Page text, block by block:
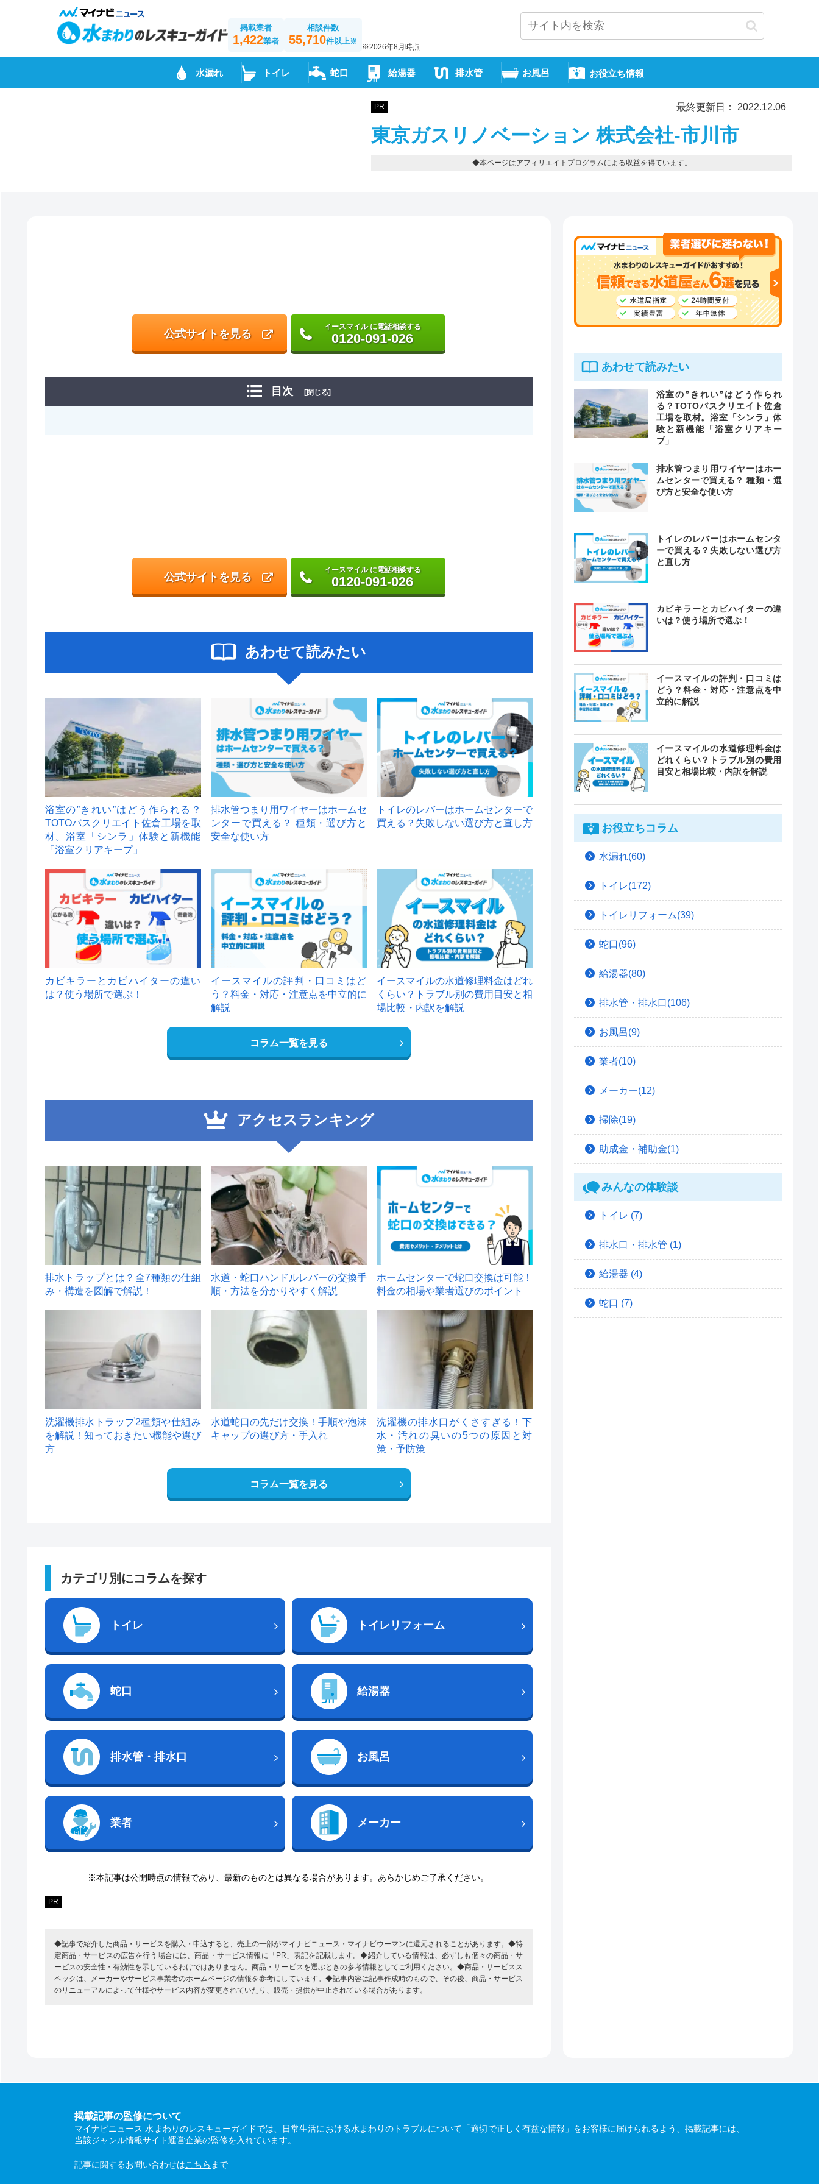
掲載業者
1,422業者
相談件数
55,710件以上※
※2026年8月時点
水漏れ トイレ 蛇口 給湯器 排水管 お風呂 お役立ち情報
PR 最終更新日： 2022.12.06
東京ガスリノベーション 株式会社-市川市
◆本ページはアフィリエイトプログラムによる収益を得ています。
公式サイトを見る
イースマイル に電話相談する
0120-091-026
目次 [閉じる]
公式サイトを見る
イースマイル に電話相談する
0120-091-026
あわせて読みたい
浴室の”きれい”はどう作られる？
TOTOバスクリエイト佐倉工場を取
材。浴室「シンラ」体験と新機能
「浴室クリアキープ」
排水管つまり用ワイヤーはホームセ
ンターで買える？ 種類・選び方と
安全な使い方
トイレのレバーはホームセンターで
買える？失敗しない選び方と直し方
カビキラーとカビハイターの違い
は？使う場所で選ぶ！
イースマイルの評判・口コミはど
う？料金・対応・注意点を中立的に
解説
イースマイルの水道修理料金はどれ
くらい？トラブル別の費用目安と相
場比較・内訳を解説
コラム一覧を見る
アクセスランキング
1
排水トラップとは？全7種類の仕組
み・構造を図解で解説！
2
水道・蛇口ハンドルレバーの交換手
順・方法を分かりやすく解説
ホームセンターで蛇口交換は可能！
料金の相場や業者選びのポイント
洗濯機排水トラップ2種類や仕組み
を解説！知っておきたい機能や選び
方
水道蛇口の先だけ交換！手順や泡沫
キャップの選び方・手入れ
洗濯機の排水口がくさすぎる！下
水・汚れの臭いの5つの原因と対
策・予防策
コラム一覧を見る
カテゴリ別にコラムを探す
トイレ トイレリフォーム
蛇口 給湯器
排水管・排水口 お風呂
業者 メーカー
※本記事は公開時点の情報であり、最新のものとは異なる場合があります。あらかじめご了承ください。
PR
◆記事で紹介した商品・サービスを購入・申込すると、売上の一部がマイナビニュース・マイナビウーマンに還元されることがあります。◆特
定商品・サービスの広告を行う場合には、商品・サービス情報に「PR」表記を記載します。◆紹介している情報は、必ずしも個々の商品・サ
ービスの安全性・有効性を示しているわけではありません。商品・サービスを選ぶときの参考情報としてご利用ください。◆商品・サービスス
ペックは、メーカーやサービス事業者のホームページの情報を参考にしています。◆記事内容は記事作成時のもので、その後、商品・サービス
のリニューアルによって仕様やサービス内容が変更されていたり、販売・提供が中止されている場合があります。
あわせて読みたい
浴室の”きれい”はどう作られ
る？TOTOバスクリエイト佐倉
工場を取材。浴室「シンラ」体
験と新機能「浴室クリアキー
プ」
排水管つまり用ワイヤーはホー
ムセンターで買える？ 種類・選
び方と安全な使い方
トイレのレバーはホームセンタ
ーで買える？失敗しない選び方
と直し方
カビキラーとカビハイターの違
いは？使う場所で選ぶ！
イースマイルの評判・口コミは
どう？料金・対応・注意点を中
立的に解説
イースマイルの水道修理料金は
どれくらい？トラブル別の費用
目安と相場比較・内訳を解説
お役立ちコラム
水漏れ(60)
トイレ(172)
トイレリフォーム(39)
蛇口(96)
給湯器(80)
排水管・排水口(106)
お風呂(9)
業者(10)
メーカー(12)
掃除(19)
助成金・補助金(1)
みんなの体験談
トイレ (7)
排水口・排水管 (1)
給湯器 (4)
蛇口 (7)
掲載記事の監修について
マイナビニュース 水まわりのレスキューガイドでは、日常生活における水まわりのトラブルについて「適切で正しく有益な情報」をお客様に届けられるよう、掲載記事には、
当該ジャンル情報サイト運営企業の監修を入れています。
記事に関するお問い合わせはこちら まで